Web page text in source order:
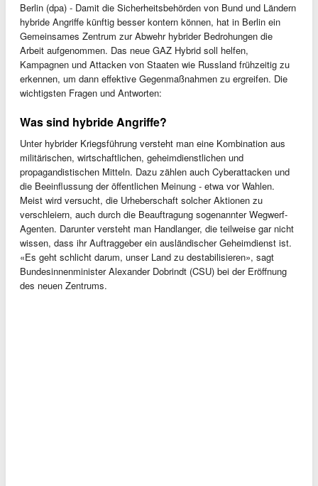
Berlin (dpa) - Damit die Sicherheitsbehörden von Bund und Ländern
hybride Angriffe künftig besser kontern können, hat in Berlin ein
Gemeinsames Zentrum zur Abwehr hybrider Bedrohungen die
Arbeit aufgenommen. Das neue GAZ Hybrid soll helfen,
Kampagnen und Attacken von Staaten wie Russland frühzeitig zu
erkennen, um dann effektive Gegenmaßnahmen zu ergreifen. Die
wichtigsten Fragen und Antworten:
Was sind hybride Angriffe?
Unter hybrider Kriegsführung versteht man eine Kombination aus
militärischen, wirtschaftlichen, geheimdienstlichen und
propagandistischen Mitteln. Dazu zählen auch Cyberattacken und
die Beeinflussung der öffentlichen Meinung - etwa vor Wahlen.
Meist wird versucht, die Urheberschaft solcher Aktionen zu
verschleiern, auch durch die Beauftragung sogenannter Wegwerf-
Agenten. Darunter versteht man Handlanger, die teilweise gar nicht
wissen, dass ihr Auftraggeber ein ausländischer Geheimdienst ist.
«Es geht schlicht darum, unser Land zu destabilisieren», sagt
Bundesinnenminister Alexander Dobrindt (CSU) bei der Eröffnung
des neuen Zentrums.